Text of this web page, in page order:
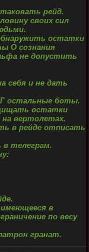
рейд.
своих сил
остатки
О сознания
не допустить
себя и не дать
остальные боты.
остатки
вертолетах.
в рейде отписать
в телеграм.
в
по весу
гранат.